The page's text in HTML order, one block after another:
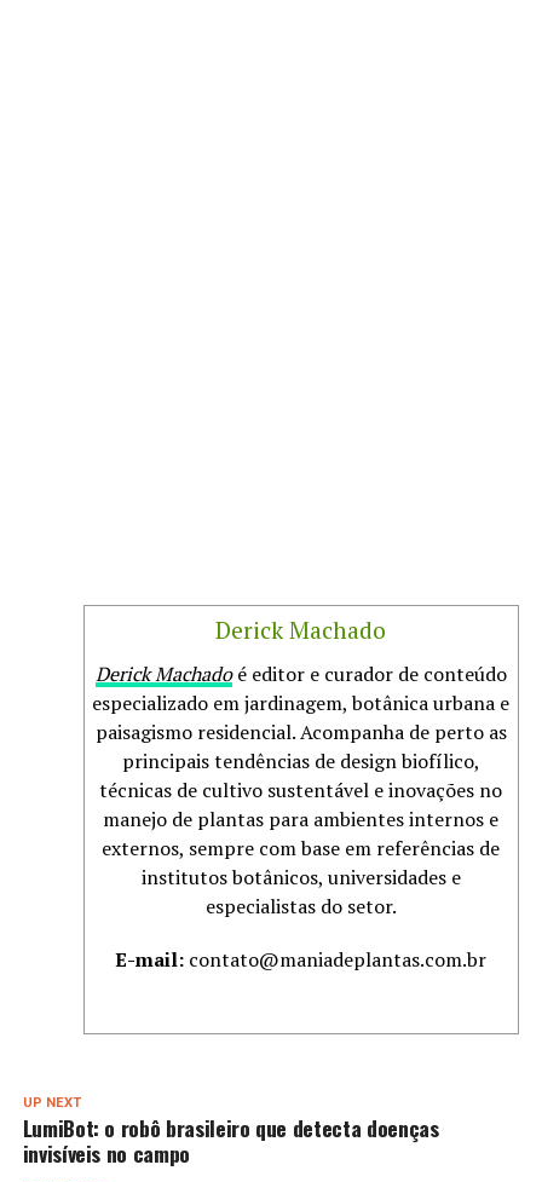
Derick Machado
Derick Machadoé editor e curador de conteúdo
especializado em jardinagem, botânica urbana e
paisagismo residencial. Acompanha de perto as
principais tendências de design biofílico,
técnicas de cultivo sustentável e inovações no
manejo de plantas para ambientes internos e
externos, sempre com base em referências de
institutos botânicos, universidades e
especialistas do setor.
E-mail: contato@maniadeplantas.com.br
UP NEXT
LumiBot: o robô brasileiro que detecta doenças
invisíveis no campo